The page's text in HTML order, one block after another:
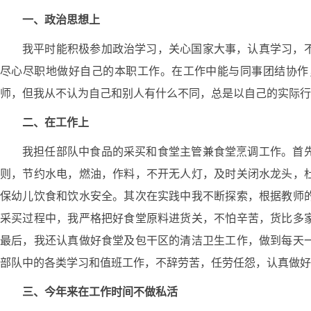
一、政治思想上
我平时能积极参加政治学习，关心国家大事，认真学习
尽心尽职地做好自己的本职工作。在工作中能与同事团结协
师，但我从不认为自己和别人有什么不同，总是以自己的实际
二、在工作上
我担任部队中食品的采买和食堂主管兼食堂烹调工作。
则，节约水电，燃油，作料，不开无人灯，及时关闭水龙头
保幼儿饮食和饮水安全。其次在实践中我不断探索，根据教
采买过程中，我严格把好食堂原料进货关，不怕辛苦，货比
最后，我还认真做好食堂及包干区的清洁卫生工作，做到每
部队中的各类学习和值班工作，不辞劳苦，任劳任怨，认真做
三、今年来在工作时间不做私活